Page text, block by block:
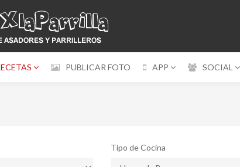
PUBLICAR FOTO APP SOCIAL
Tipo de Cocina